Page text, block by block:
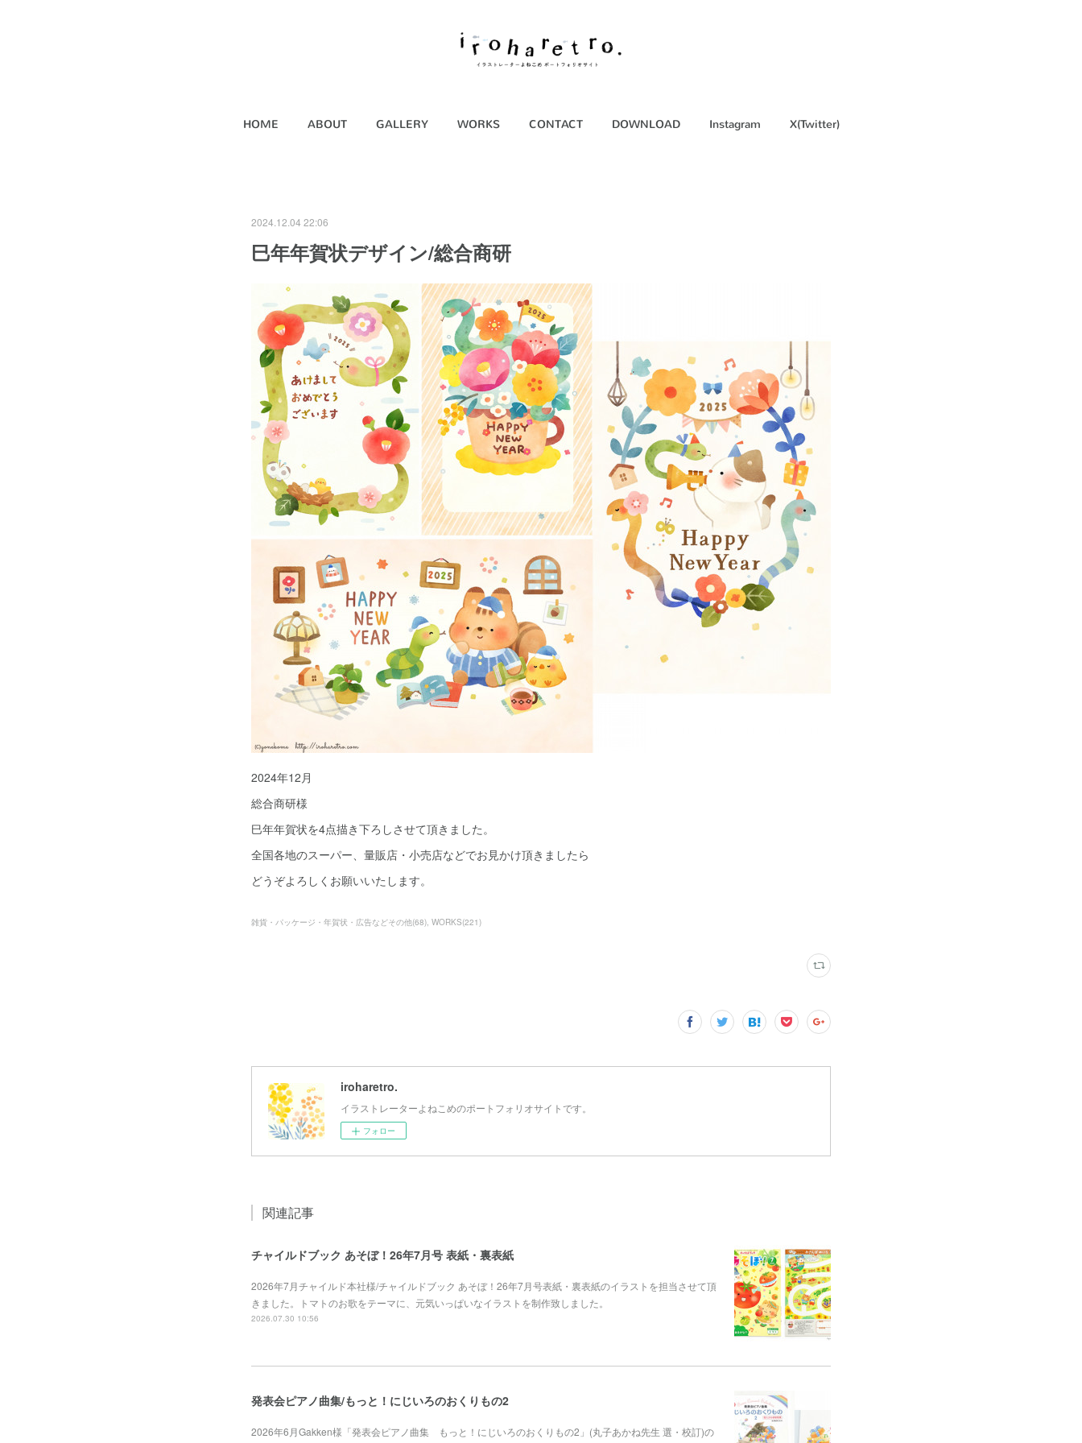
HOME ABOUT GALLERY WORKS CONTACT DOWNLOAD Instagram X(Twitter)
2024.12.04 22:06
巳年年賀状デザイン/総合商研
2024年12月
総合商研様
巳年年賀状を4点描き下ろしさせて頂きました。
全国各地のスーパー、量販店・小売店などでお見かけ頂きましたら
どうぞよろしくお願いいたします。
雑貨・パッケージ・年賀状・広告などその他(68) WORKS(221)
iroharetro.
イラストレーターよねこめのポートフォリオサイトです。
フォロー
関連記事
チャイルドブック あそぼ！26年7月号 表紙・裏表紙
2026年7月チャイルド本社様/チャイルドブック あそぼ！26年7月号表紙・裏表紙のイラストを担当させて頂
きました。トマトのお歌をテーマに、元気いっぱいなイラストを制作致しました。
2026.07.30 10:56
発表会ピアノ曲集/もっと！にじいろのおくりもの2
2026年6月Gakken様「発表会ピアノ曲集 もっと！にじいろのおくりもの2」(丸子あかね先生 選・校訂)の